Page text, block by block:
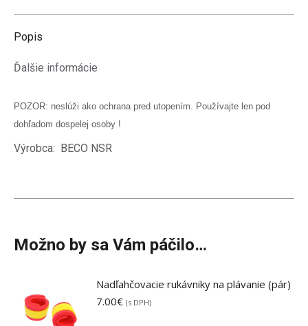
Popis
Ďalšie informácie
POZOR: neslúži ako ochrana pred utopením. Používajte len pod
dohľadom dospelej osoby !
Výrobca: BECO NSR
Možno by sa Vám páčilo…
Nadľahčovacie rukávniky na plávanie (pár)
7.00€ (s DPH)